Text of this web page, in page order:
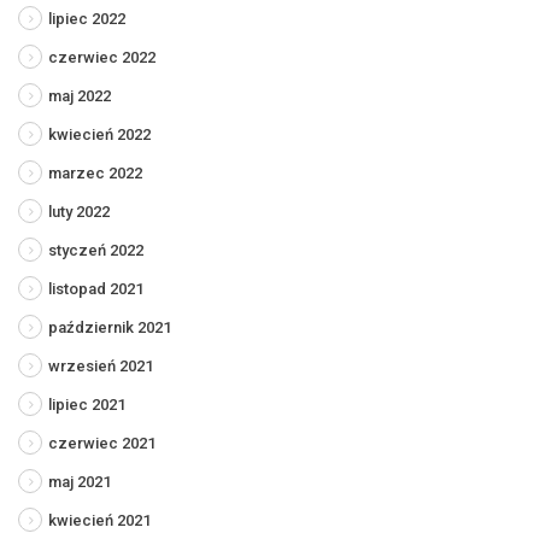
lipiec 2022
czerwiec 2022
maj 2022
kwiecień 2022
marzec 2022
luty 2022
styczeń 2022
listopad 2021
październik 2021
wrzesień 2021
lipiec 2021
czerwiec 2021
maj 2021
kwiecień 2021